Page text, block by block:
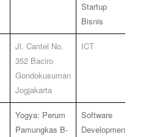
Startup
Bisnis
Jl. Cantel No.
352 Baciro
Gondokusuman
Jogjakarta
ICT
Yogya: Perum
Pamungkas B-
Software
Development